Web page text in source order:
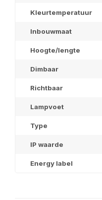
Kleurtemperatuur
Inbouwmaat
Hoogte/lengte
Dimbaar
Richtbaar
Lampvoet
Type
IP waarde
Energy label